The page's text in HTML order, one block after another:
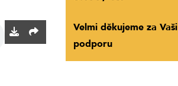
Velmi děkujeme za Vaši
podporu